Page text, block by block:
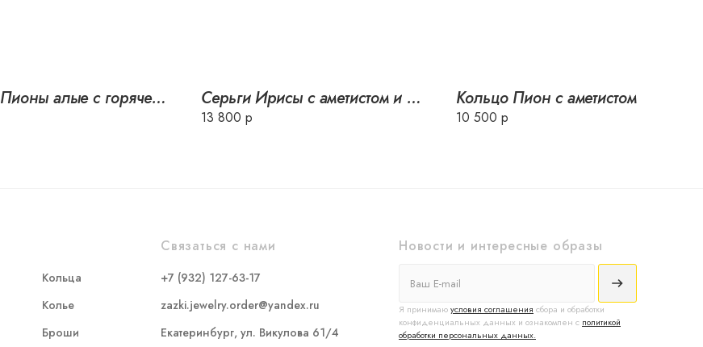
Серьги Пионы алые с горячей эмалью Серьги Ирисы с аметистом и горячей эмалью
13 800 р
Кольцо Пион с аметистом
10 500 р
Кольца
Колье
Броши
Связаться с нами
+7 (932) 127-63-17
zazki.jewelry.order@yandex.ru
Екатеринбург, ул. Викулова 61/4
Новости и интересные образы
Я принимаюусловия соглашения сбора и обработки
конфиденциальных данных и ознакомлен с политикой
обработки персональных данных.